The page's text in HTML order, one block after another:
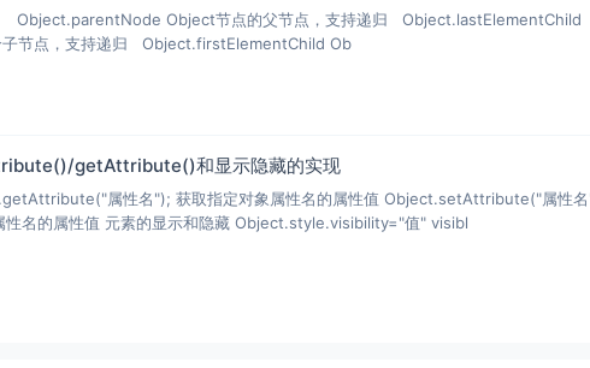
Object节点的父节点，支持递归 Object.lastElementChild
子节点，支持递归 Object.firstElementChild Ob
getAttribute()和显示隐藏的实现
对象属性名的属性值 Object.setAttribute("属性名","属
性值"); 设置指定对象属性名的属性值 元素的显示和隐藏 Object.style.visibility="值" visibl